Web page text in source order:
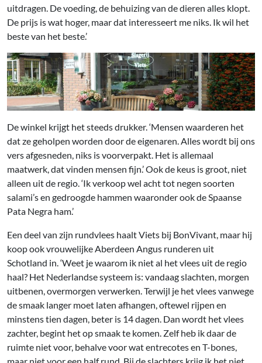
uitdragen. De voeding, de behuizing van de dieren alles klopt.
De prijs is wat hoger, maar dat interesseert me niks. Ik wil het
beste van het beste.’
De winkel krijgt het steeds drukker. ‘Mensen waarderen het
dat ze geholpen worden door de eigenaren. Alles wordt bij ons
vers afgesneden, niks is voorverpakt. Het is allemaal
maatwerk, dat vinden mensen fijn.’ Ook de keus is groot, niet
alleen uit de regio. ‘Ik verkoop wel acht tot negen soorten
salami’s en gedroogde hammen waaronder ook de Spaanse
Pata Negra ham.’
Een deel van zijn rundvlees haalt Viets bij BonVivant, maar hij
koop ook vrouwelijke Aberdeen Angus runderen uit
Schotland in. ‘Weet je waarom ik niet al het vlees uit de regio
haal? Het Nederlandse systeem is: vandaag slachten, morgen
uitbenen, overmorgen verwerken. Terwijl je het vlees vanwege
de smaak langer moet laten afhangen, oftewel rijpen en
minstens tien dagen, beter is 14 dagen. Dan wordt het vlees
zachter, begint het op smaak te komen. Zelf heb ik daar de
ruimte niet voor, behalve voor wat entrecotes en T-bones,